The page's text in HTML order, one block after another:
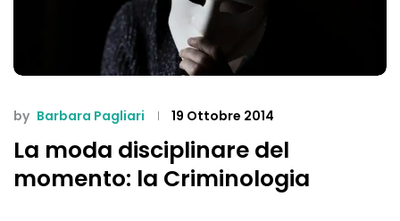
by Barbara Pagliari 19 Ottobre 2014
La moda disciplinare del
momento: la Criminologia